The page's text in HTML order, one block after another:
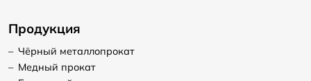
Продукция
– Чёрный металлопрокат
– Медный прокат